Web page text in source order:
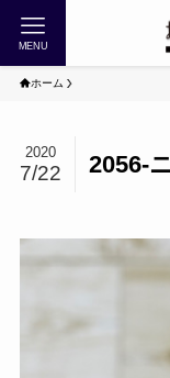
MENU
ホーム
2056-
2020
7/22